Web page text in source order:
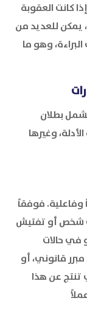
كانت العقوبة
يمكن للعديد من
وهو ما
بطلان
وغيرها
وفاعلية. فوفقاً
شخص أو تفتيش
في حالات
قانوني، أو
تنتج عن هذا